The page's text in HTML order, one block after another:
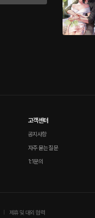
고객센터
공지사항
자주 묻는 질문
1:1문의
제휴 및 대외 협력